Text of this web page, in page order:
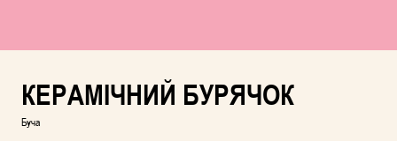
КЕРАМІЧНИЙ БУРЯЧОК
Буча